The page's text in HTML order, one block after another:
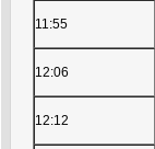
11:55
12:06
12:12